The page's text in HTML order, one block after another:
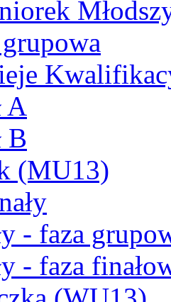
A
B
(MU13)
- faza
- faza